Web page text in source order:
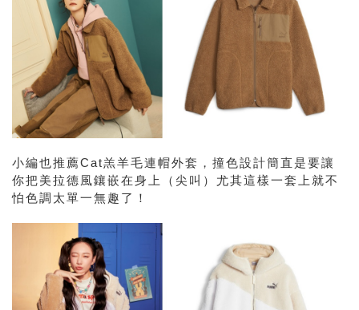
小編也推薦Cat羔羊毛連帽外套，撞色設計簡直是要讓
你把美拉德風鑲嵌在身上（尖叫）尤其這樣一套上就不
怕色調太單一無趣了！